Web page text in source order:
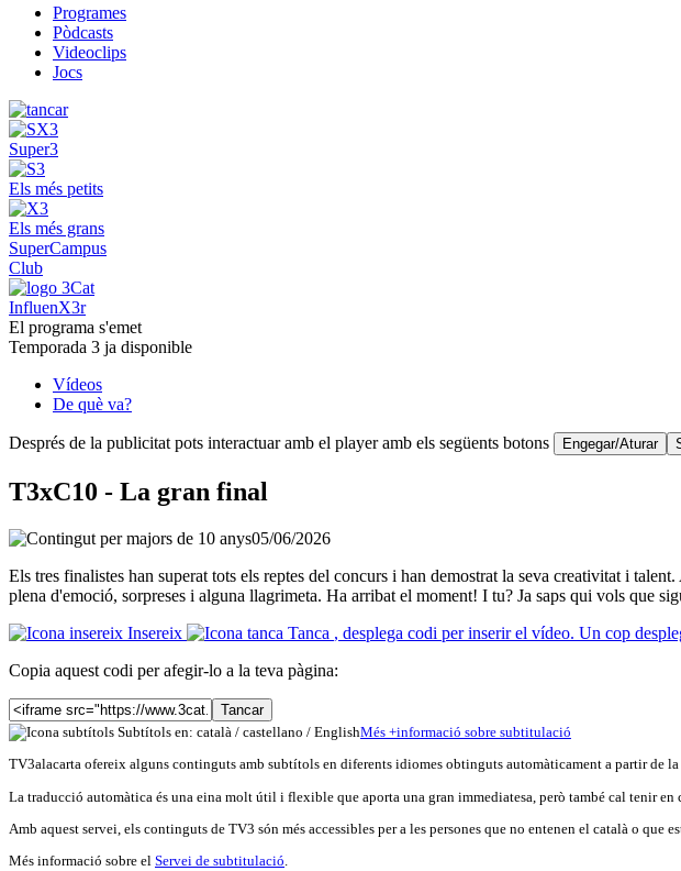
Programes
Pòdcasts
Videoclips
Jocs
Super3
Els més petits
Els més grans
SuperCampus
Club
InfluenX3r
El programa s'emet
Temporada 3 ja disponible
Vídeos
De què va?
Després de la publicitat pots interactuar amb el player amb els següents botons Engegar/Aturar
T3xC10 - La gran final
05/06/2026
Els tres finalistes han superat tots els reptes del concurs i han demostrat la seva creativitat i
plena d'emoció, sorpreses i alguna llagrimeta. Ha arribat el moment! I tu? Ja saps qui vols que
Insereix
Tanca , desplega codi per inserir el vídeo. Un cop
Copia aquest codi per afegir-lo a la teva pàgina:
Tancar
Subtítols en: català / castellano / EnglishMés +informació sobre subtitulació
TV3alacarta ofereix alguns continguts amb subtítols en diferents idiomes obtinguts automàticament a partir de
La traducció automàtica és una eina molt útil i flexible que aporta una gran immediatesa, però també cal tenir en
Amb aquest servei, els continguts de TV3 són més accessibles per a les persones que no entenen el català o que
Més informació sobre el Servei de subtitulació.